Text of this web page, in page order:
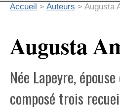
Accueil > Auteurs > Augusta
Augusta
Née Lapeyre,
composé trois